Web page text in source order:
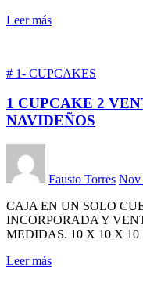
Leer más
# 1- CUPCAKES
1 CUPCAKE 2
NAVIDEÑOS
Fausto Torres Nov
CAJA EN UN SOLO
INCORPORADA Y
MEDIDAS. 10 X 10 X 10
Leer más